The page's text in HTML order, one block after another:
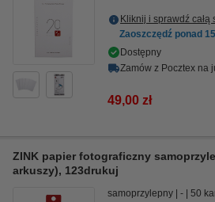
Kliknij i sprawdź całą
Zaoszczędź ponad
Dostępny
Zamów z Pocztex na
49,00 zł
ZINK papier fotograficzny
arkuszy), 123drukuj
samoprzylepny - 50